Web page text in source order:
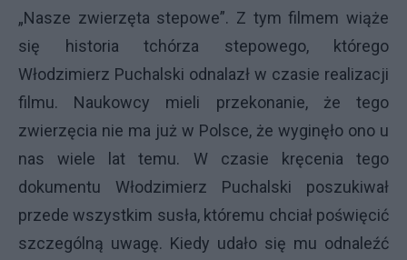
„Nasze zwierzęta stepowe”. Z tym filmem wiąże
się historia tchórza stepowego, którego
Włodzimierz Puchalski odnalazł w czasie realizacji
filmu. Naukowcy mieli przekonanie, że tego
zwierzęcia nie ma już w Polsce, że wyginęło ono u
nas wiele lat temu. W czasie kręcenia tego
dokumentu Włodzimierz Puchalski poszukiwał
przede wszystkim susła, któremu chciał poświęcić
szczególną uwagę. Kiedy udało się mu odnaleźć